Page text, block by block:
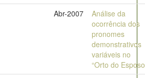
Abr-2007
Análise da
ocorrência dos
pronomes
demonstrativos
variáveis no
“Orto do